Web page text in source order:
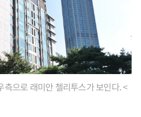
으로 래미안 첼리투스가 보인다. <